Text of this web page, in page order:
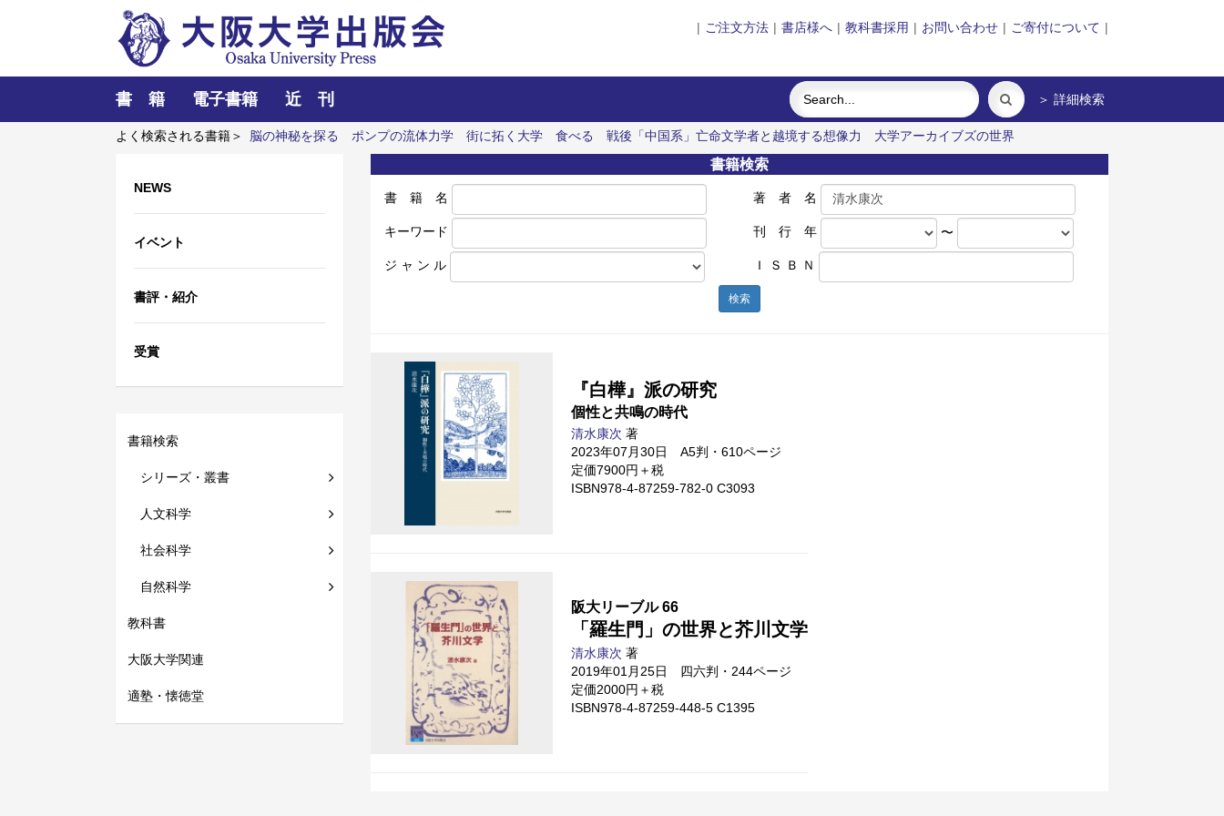
| ご注文方法 | 書店様へ | 教科書採用 | お問い合わせ | ご寄付について |
書 籍 電子書籍 近 刊 ＞ 詳細検索
よく検索される書籍＞ 脳の神秘を探る ポンプの流体力学 街に拓く大学 食べる 戦後「中国系」亡命文学者と越境する想像力 大学アーカイブズの世界
NEWS
イベント
書評・紹介
受賞
書籍検索
シリーズ・叢書
人文科学
社会科学
自然科学
教科書
大阪大学関連
適塾・懐徳堂
書籍検索
書 籍 名 著 者 名
キーワード 刊 行 年 〜
ジ ャ ン ル Ｉ Ｓ Ｂ Ｎ
検索
『白樺』派の研究
個性と共鳴の時代
清水康次 著
2023年07月30日 A5判・610ページ
定価7900円＋税
ISBN978-4-87259-782-0 C3093
阪大リーブル 66
「羅生門」の世界と芥川文学
清水康次 著
2019年01月25日 四六判・244ページ
定価2000円＋税
ISBN978-4-87259-448-5 C1395